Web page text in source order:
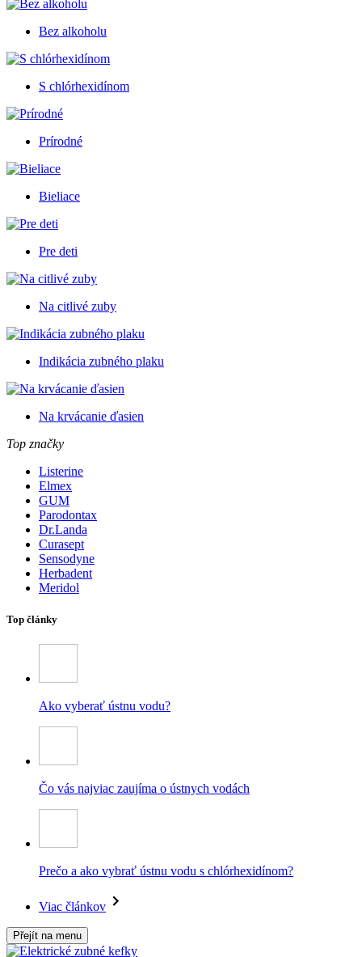
Bez alkoholu
S chlórhexidínom
Prírodné
Bieliace
Pre deti
Na citlivé zuby
Indikácia zubného plaku
Na krvácanie ďasien
Top značky
Listerine
Elmex
GUM
Parodontax
Dr.Landa
Curasept
Sensodyne
Herbadent
Meridol
Top články
Ako vyberať ústnu vodu?
Čo vás najviac zaujíma o ústnych vodách
Prečo a ako vybrať ústnu vodu s chlórhexidínom?
Viac článkov
Přejít na menu